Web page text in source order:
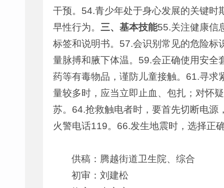
干预。54.青少年处于身心发展的关键
早性行为。 三、基本技能55.关注健康信
标签和说明书。57.会识别常见的危险
量脉搏和腋下体温。59.会正确使用安
药等有毒物品，谨防儿童接触。61.寻
量较多时，应当立即止血、包扎；对怀
苏。64.抢救触电者时，要首先切断电
火警电话119。66.发生地震时，选择正
供稿：腾越街道卫生院、综合
初审：刘建松